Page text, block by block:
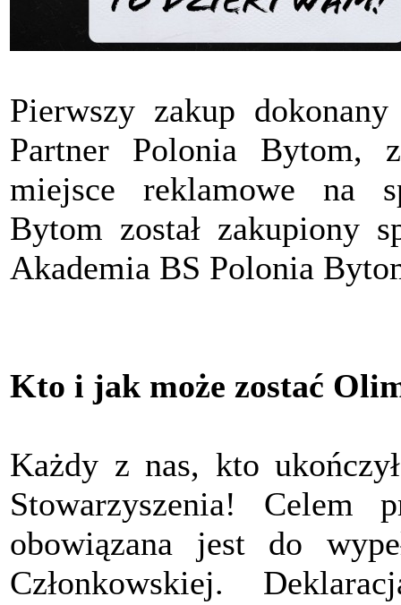
Pierwszy zakup
Partner Polonia Bytom,
miejsce reklamowe na
Bytom został zakupiony
Akademia BS Polonia
Kto i jak może zostać
Każdy z nas, kto
Stowarzyszenia! Celem
obowiązana jest do
Członkowskiej.